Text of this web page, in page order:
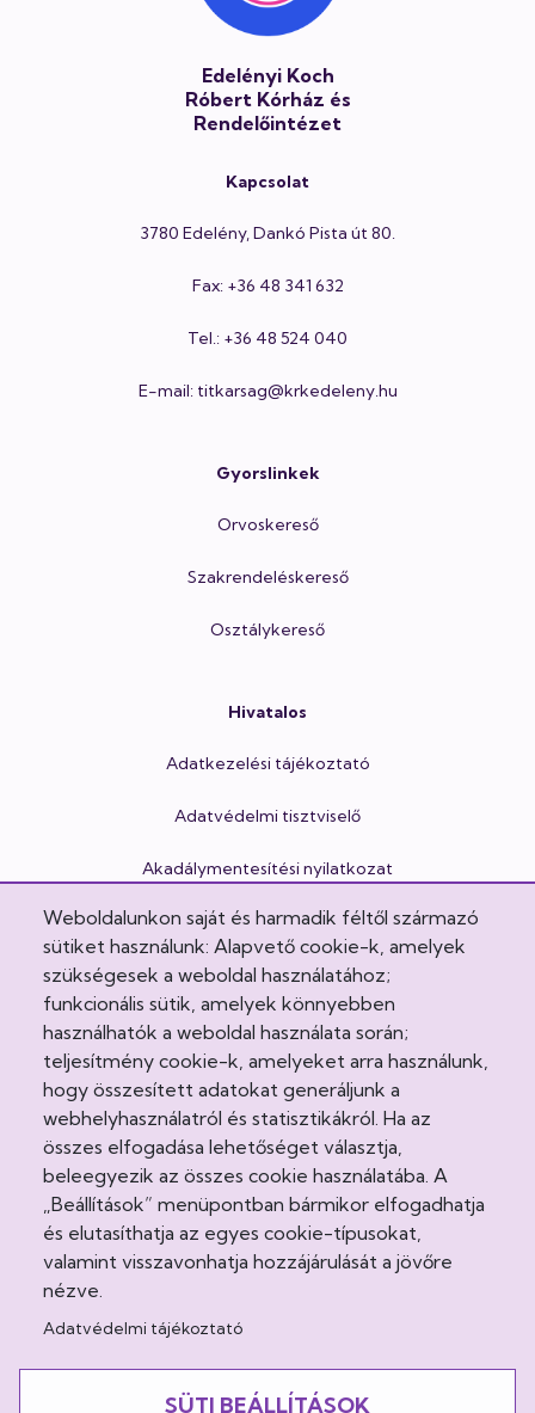
Edelényi Koch
Róbert Kórház és
Rendelőintézet
Kapcsolat
3780 Edelény, Dankó Pista út 80.
Fax: +36 48 341 632
Tel.: +36 48 524 040
E-mail: titkarsag@krkedeleny.hu
Gyorslinkek
Orvoskereső
Szakrendeléskereső
Osztálykereső
Hivatalos
Adatkezelési tájékoztató
Adatvédelmi tisztviselő
Akadálymentesítési nyilatkozat
Cookie Policy
Egészségvonal
Felhasználási feltételek
Impresszum
Intézeti házirend
Jogi nyilatkozatok
Látogatási rend
Közösség
Weboldalunkon saját és harmadik féltől származó
sütiket használunk: Alapvető cookie-k, amelyek
szükségesek a weboldal használatához;
funkcionális sütik, amelyek könnyebben
használhatók a weboldal használata során;
teljesítmény cookie-k, amelyeket arra használunk,
hogy összesített adatokat generáljunk a
webhelyhasználatról és statisztikákról. Ha az
összes elfogadása lehetőséget választja,
beleegyezik az összes cookie használatába. A
„Beállítások” menüpontban bármikor elfogadhatja
és elutasíthatja az egyes cookie-típusokat,
valamint visszavonhatja hozzájárulását a jövőre
nézve.
Adatvédelmi tájékoztató
SÜTI BEÁLLÍTÁSOK